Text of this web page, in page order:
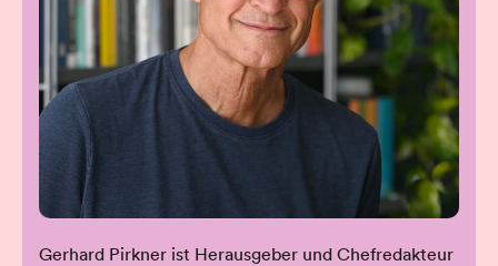
Gerhard Pirkner ist Herausgeber und Chefredakteur